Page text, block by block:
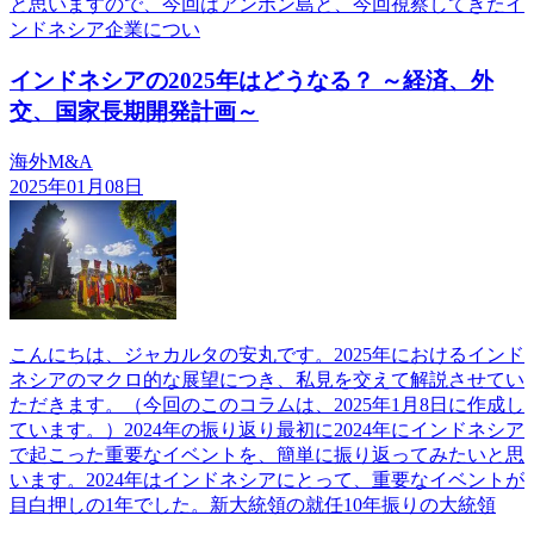
と思いますので、今回はアンボン島と、今回視察してきたイ
ンドネシア企業につい
インドネシアの2025年はどうなる？ ～経済、外
交、国家長期開発計画～
海外M&A
2025年01月08日
こんにちは、ジャカルタの安丸です。2025年におけるインド
ネシアのマクロ的な展望につき、私見を交えて解説させてい
ただきます。（今回のこのコラムは、2025年1月8日に作成し
ています。）2024年の振り返り最初に2024年にインドネシア
で起こった重要なイベントを、簡単に振り返ってみたいと思
います。2024年はインドネシアにとって、重要なイベントが
目白押しの1年でした。新大統領の就任10年振りの大統領